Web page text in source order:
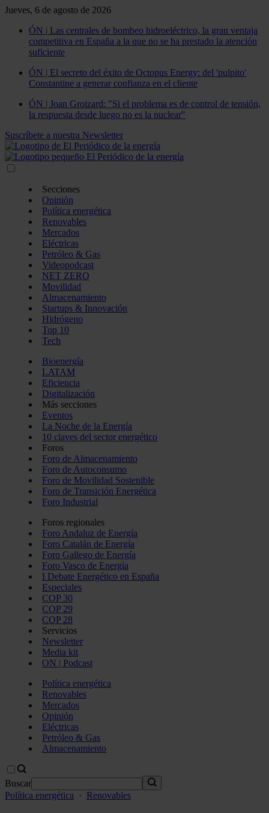
Jueves, 6 de agosto de 2026
ÓN | Las centrales de bombeo hidroeléctrico, la gran ventaja
competitiva en España a la que no se ha prestado la atención
suficiente
ÓN | El secreto del éxito de Octopus Energy: del 'pulpito'
Constantine a generar confianza en el cliente
ÓN | Joan Groizard: "Si el problema es de control de tensión,
la respuesta desde luego no es la nuclear"
Suscríbete a nuestra Newsletter
Secciones
Opinión
Política energética
Renovables
Mercados
Eléctricas
Petróleo & Gas
Videopodcast
NET ZERO
Movilidad
Almacenamiento
Startups & Innovación
Hidrógeno
Top 10
Tech
Bioenergía
LATAM
Eficiencia
Digitalización
Más secciones
Eventos
La Noche de la Energía
10 claves del sector energético
Foros
Foro de Almacenamiento
Foro de Autoconsumo
Foro de Movilidad Sostenible
Foro de Transición Energética
Foro Industrial
Foros regionales
Foro Andaluz de Energía
Foro Catalán de Energía
Foro Gallego de Energía
Foro Vasco de Energía
I Debate Energético en España
Especiales
COP 30
COP 29
COP 28
Servicios
Newsletter
Media kit
ON | Podcast
Política energética
Renovables
Mercados
Opinión
Eléctricas
Petróleo & Gas
Almacenamiento
Buscar
Política energética
· Renovables